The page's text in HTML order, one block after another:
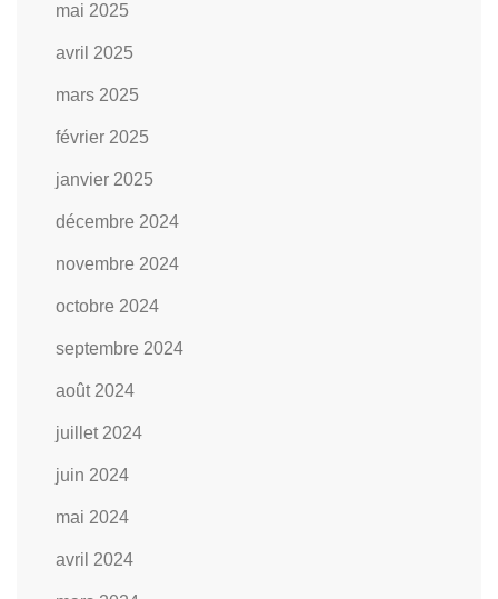
mai 2025
avril 2025
mars 2025
février 2025
janvier 2025
décembre 2024
novembre 2024
octobre 2024
septembre 2024
août 2024
juillet 2024
juin 2024
mai 2024
avril 2024